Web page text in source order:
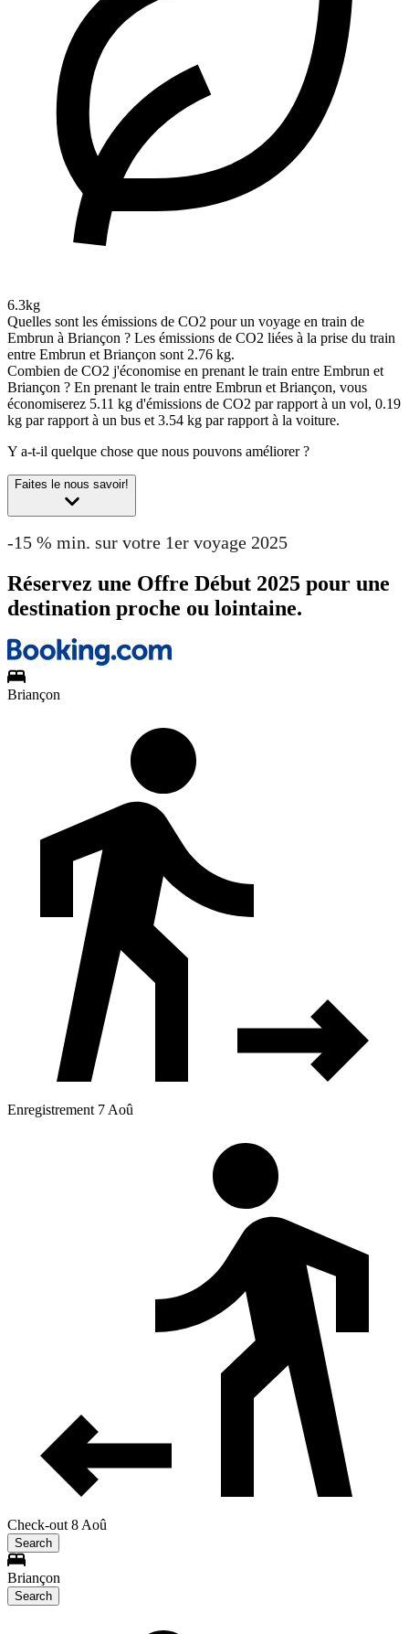
6.3kg
Quelles sont les émissions de CO2 pour un voyage en train de
Embrun à Briançon ? Les émissions de CO2 liées à la prise du train
entre Embrun et Briançon sont 2.76 kg.
Combien de CO2 j'économise en prenant le train entre Embrun et
Briançon ? En prenant le train entre Embrun et Briançon, vous
économiserez 5.11 kg d'émissions de CO2 par rapport à un vol, 0.19
kg par rapport à un bus et 3.54 kg par rapport à la voiture.
Y a-t-il quelque chose que nous pouvons améliorer ?
Faites le nous savoir!
-15 % min. sur votre 1er voyage 2025
Réservez une Offre Début 2025 pour une
destination proche ou lointaine.
Briançon
Enregistrement 7 Aoû
Check-out 8 Aoû
Search
Briançon
Search